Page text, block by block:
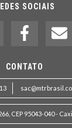
SOCIAIS
CONTATO
CEP 95043-040 -